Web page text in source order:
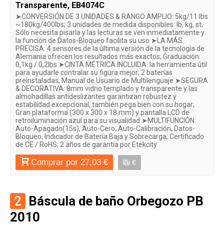
Transparente, EB4074C
➤CONVERSIÓN DE 3 UNIDADES & RANGO AMPLIO: 5kg/11 lbs
~180kg/400lbs; 3 unidades de medida disponibles: lb, kg, st;
Sólo necesita pisarla y las lecturas se ven inmediatamente y
la función de Datos-Bloqueo facilita su uso ➤LA MÁS
PRECISA: 4 sensores de la última versión de la tecnología de
Alemania ofrecen los resultados más exactos; Graduación:
0,1kg / 0,2lbs ➤CINTA MÉTRICA INCLUIDA: la herramienta útil
para ayudarle contralar su figura mejor; 2 baterías
preinstaladas; Manual de Usuario de Multilenguaje ➤SEGURA
& DECORATIVA: 8mm vidrio templado y transparente y las
almohadillas antideslizantes garantizan robustez y
estabilidad excepcional, también pega bien con su hogar;
Gran plataforma (300 x 300 x 18 mm) y pantalla LCD de
retroiluminación azul para su visualidad ➤MULTIFUNCIÓN:
Auto-Apagado(15s), Auto-Cero, Auto-Calibración, Datos-
Bloqueo, Indicador de Batería Baja y Sobrecarga; Certificado
de CE / RoHS; 2 años de garantía por Etekcity
Comprar por 27,03 € €
2 Báscula de baño Orbegozo PB
2010